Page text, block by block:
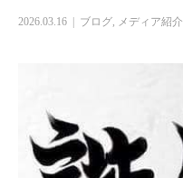
2026.03.16 ブログ, メディア紹介